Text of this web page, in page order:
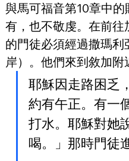
與馬可福音第10章中
有，也不敬虔。在前
的門徒必須經過撒瑪
岸）。他們來到敘加附
耶穌因走路困乏
約有午正。有一
打水。耶穌對她
喝。」那時門徒